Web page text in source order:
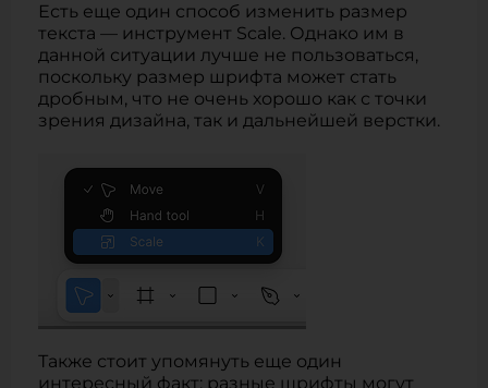
Есть еще один способ изменить размер
текста — инструмент Scale. Однако им в
данной ситуации лучше не пользоваться,
поскольку размер шрифта может стать
дробным, что не очень хорошо как с точки
зрения дизайна, так и дальнейшей верстки.
Также стоит упомянуть еще один
интересный факт: разные шрифты могут